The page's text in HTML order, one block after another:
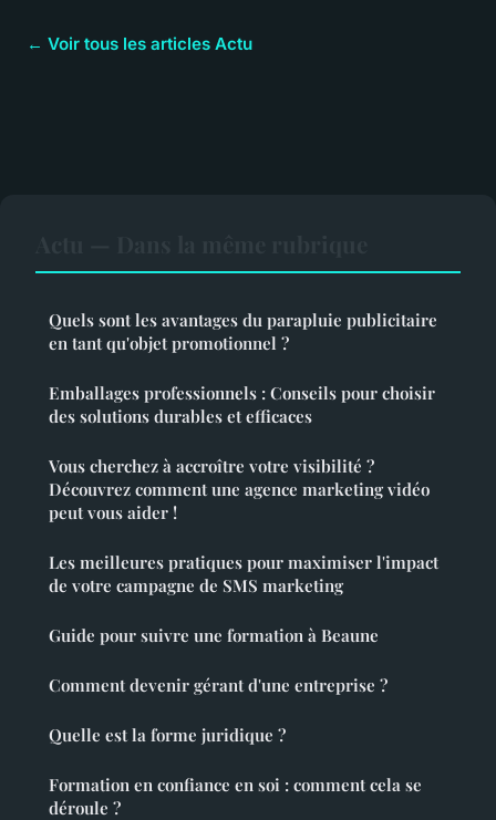
← Voir tous les articles Actu
Quels sont les avantages du parapluie publicitaire
en tant qu'objet promotionnel ?
Emballages professionnels : Conseils pour choisir
des solutions durables et efficaces
Vous cherchez à accroître votre visibilité ?
Découvrez comment une agence marketing vidéo
peut vous aider !
Les meilleures pratiques pour maximiser l'impact
de votre campagne de SMS marketing
Guide pour suivre une formation à Beaune
Comment devenir gérant d'une entreprise ?
Quelle est la forme juridique ?
Formation en confiance en soi : comment cela se
déroule ?